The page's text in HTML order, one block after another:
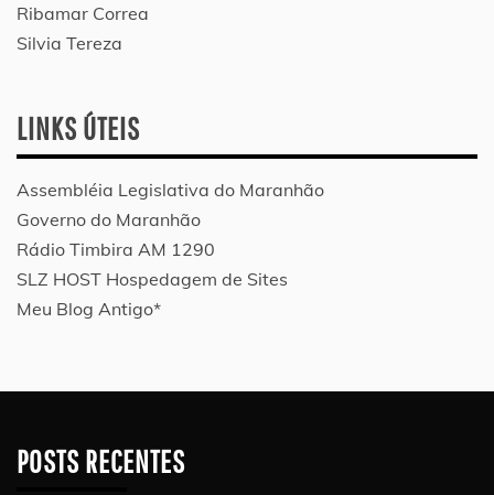
Ribamar Correa
Silvia Tereza
LINKS ÚTEIS
Assembléia Legislativa do Maranhão
Governo do Maranhão
Rádio Timbira AM 1290
SLZ HOST Hospedagem de Sites
Meu Blog Antigo*
POSTS RECENTES